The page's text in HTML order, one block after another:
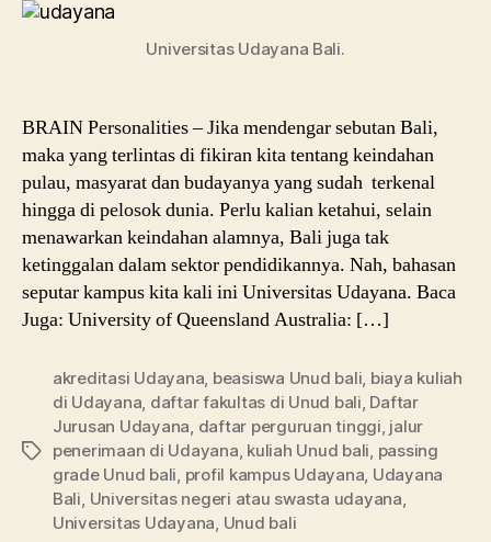
Beasiswanya
Universitas Udayana Bali.
BRAIN Personalities – Jika mendengar sebutan Bali,
maka yang terlintas di fikiran kita tentang keindahan
pulau, masyarat dan budayanya yang sudah terkenal
hingga di pelosok dunia. Perlu kalian ketahui, selain
menawarkan keindahan alamnya, Bali juga tak
ketinggalan dalam sektor pendidikannya. Nah, bahasan
seputar kampus kita kali ini Universitas Udayana. Baca
Juga: University of Queensland Australia: […]
Tags
akreditasi Udayana beasiswa Unud bali biaya kuliah
di Udayana daftar fakultas di Unud bali Daftar
Jurusan Udayana daftar perguruan tinggi jalur
penerimaan di Udayana kuliah Unud bali passing
grade Unud bali profil kampus Udayana Udayana
Bali Universitas negeri atau swasta udayana
Universitas Udayana Unud bali